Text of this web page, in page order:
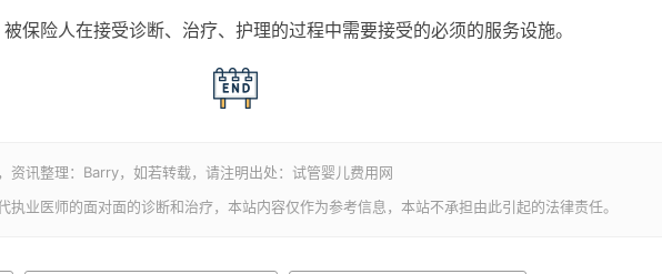
保险人在接受诊断、治疗、护理的过程中需要接受的必须的服务设施。
资讯整理：Barry，如若转载，请注明出处：试管婴儿费用网
执业医师的面对面的诊断和治疗，本站内容仅作为参考信息，本站不承担由此引起的法律责任。